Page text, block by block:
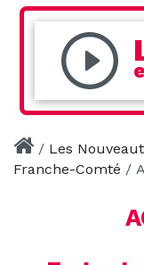
/ Les
Franche-Comté /